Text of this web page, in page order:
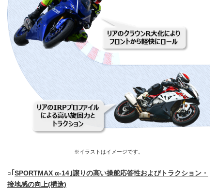
※イラストはイメージです。
○｢ SPORTMAX α-14 ｣譲りの高い操舵応答性およびトラクション・
接地感の向上(構造)